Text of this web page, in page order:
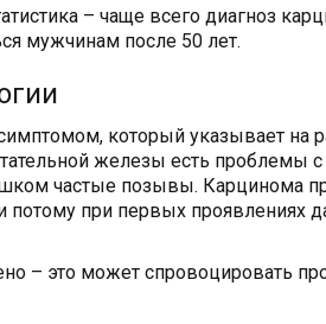
– чаще всего диагноз
мужчинам после 50 лет.
который указывает на
железы есть проблемы
частые позывы. Карцинома
потому при первых проявлениях
– это может спровоцировать